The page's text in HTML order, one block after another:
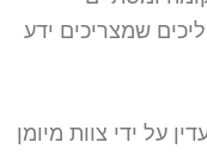
שמצריכים ידע
על ידי צוות מיומן